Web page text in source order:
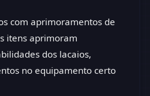
com aprimoramentos de
itens aprimoram
dos lacaios,
no equipamento certo